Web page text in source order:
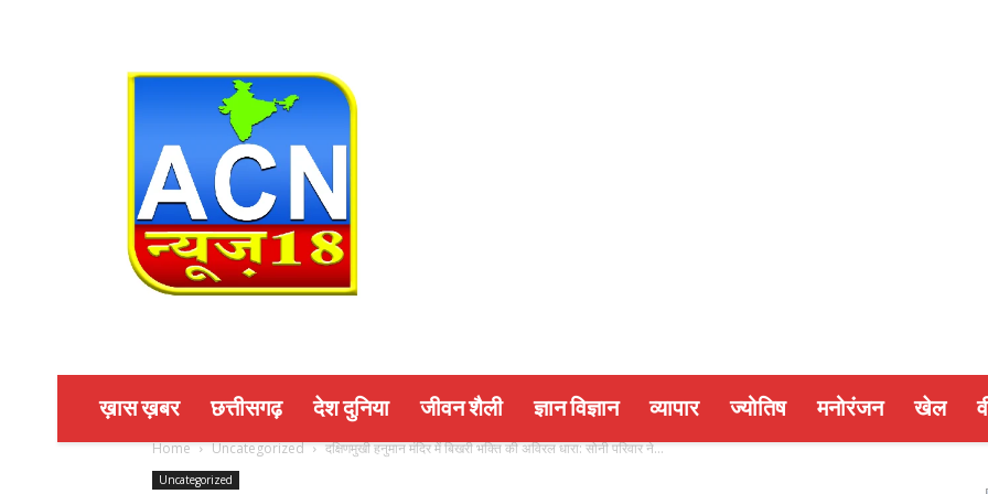
ख़ास ख़बर छत्तीसगढ़ देश दुनिया जीवन शैली ज्ञान विज्ञान व्यापार ज्योतिष मनोरंजन खेल
Home Uncategorized दक्षिणमुखी हनुमान मंदिर में बिखरी भक्ति की अविरल धारा: सोनी परिवार ने...
Uncategorized